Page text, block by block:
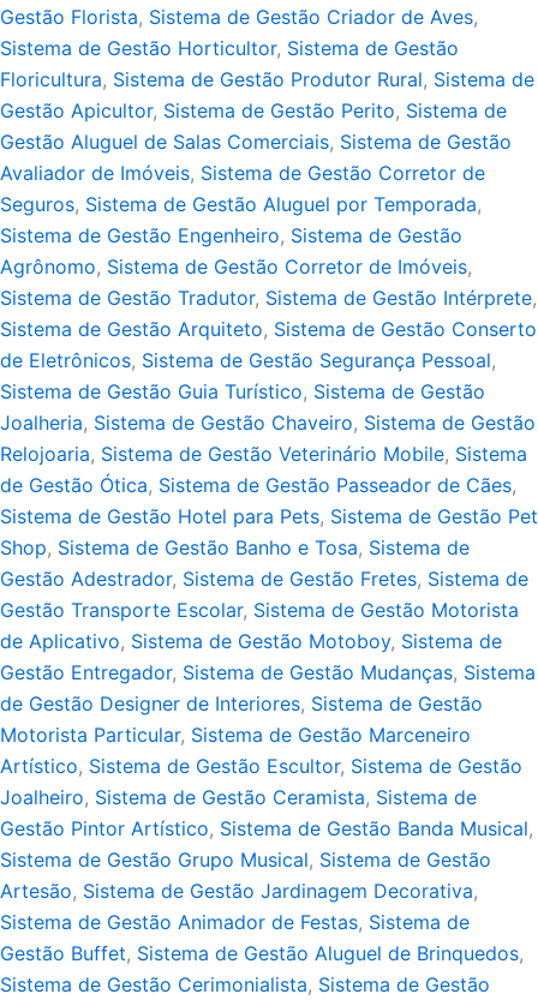
Gestão Florista, Sistema de Gestão Criador de Aves,
Sistema de Gestão Horticultor, Sistema de Gestão
Floricultura, Sistema de Gestão Produtor Rural, Sistema de
Gestão Apicultor, Sistema de Gestão Perito, Sistema de
Gestão Aluguel de Salas Comerciais, Sistema de Gestão
Avaliador de Imóveis, Sistema de Gestão Corretor de
Seguros, Sistema de Gestão Aluguel por Temporada,
Sistema de Gestão Engenheiro, Sistema de Gestão
Agrônomo, Sistema de Gestão Corretor de Imóveis,
Sistema de Gestão Tradutor, Sistema de Gestão Intérprete,
Sistema de Gestão Arquiteto, Sistema de Gestão Conserto
de Eletrônicos, Sistema de Gestão Segurança Pessoal,
Sistema de Gestão Guia Turístico, Sistema de Gestão
Joalheria, Sistema de Gestão Chaveiro, Sistema de Gestão
Relojoaria, Sistema de Gestão Veterinário Mobile, Sistema
de Gestão Ótica, Sistema de Gestão Passeador de Cães,
Sistema de Gestão Hotel para Pets, Sistema de Gestão Pet
Shop, Sistema de Gestão Banho e Tosa, Sistema de
Gestão Adestrador, Sistema de Gestão Fretes, Sistema de
Gestão Transporte Escolar, Sistema de Gestão Motorista
de Aplicativo, Sistema de Gestão Motoboy, Sistema de
Gestão Entregador, Sistema de Gestão Mudanças, Sistema
de Gestão Designer de Interiores, Sistema de Gestão
Motorista Particular, Sistema de Gestão Marceneiro
Artístico, Sistema de Gestão Escultor, Sistema de Gestão
Joalheiro, Sistema de Gestão Ceramista, Sistema de
Gestão Pintor Artístico, Sistema de Gestão Banda Musical,
Sistema de Gestão Grupo Musical, Sistema de Gestão
Artesão, Sistema de Gestão Jardinagem Decorativa,
Sistema de Gestão Animador de Festas, Sistema de
Gestão Buffet, Sistema de Gestão Aluguel de Brinquedos,
Sistema de Gestão Cerimonialista, Sistema de Gestão